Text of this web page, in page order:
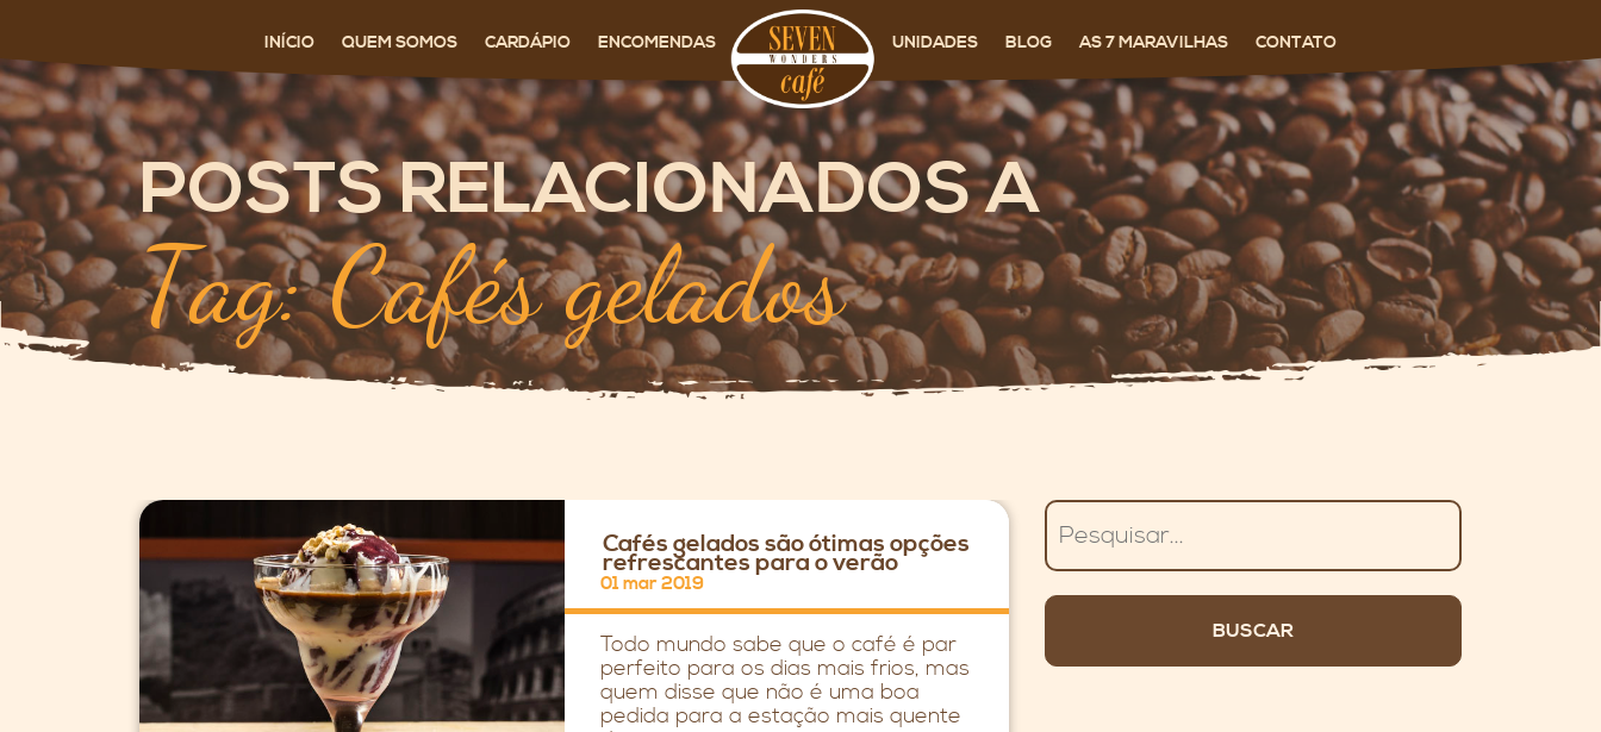
INÍCIO QUEM SOMOS CARDÁPIO ENCOMENDAS UNIDADES BLOG AS 7 MARAVILHAS CONTATO
POSTS RELACIONADOS A
Tag: Cafés gelados
Cafés gelados são ótimas opções
refrescantes para o verão
01 mar 2019
Todo mundo sabe que o café é par
perfeito para os dias mais frios, mas
quem disse que não é uma boa
pedida para a estação mais quente
Pesquisar